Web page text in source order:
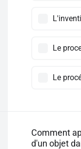
Le
Le
Comment
d'un objet